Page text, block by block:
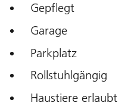
Gepflegt
Garage
Parkplatz
Rollstuhlgängig
Haustiere erlaubt